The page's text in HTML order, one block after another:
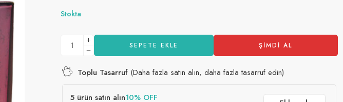
aldı
Stokta
SEPETE EKLE ŞIMDI AL
Toplu Tasarruf (Daha fazla satın alın, daha fazla tasarruf edin)
5 ürün satın alın10% OFF